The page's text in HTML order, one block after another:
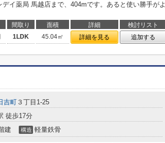
イ薬局 馬越店まで、404mです。あると使い勝手がよ
間取り 面積 詳細
検討リスト
1LDK 45.04㎡ 詳細を見る 追加する
吉町 ３丁目1-25
徒歩17分
建 構造 軽量鉄骨